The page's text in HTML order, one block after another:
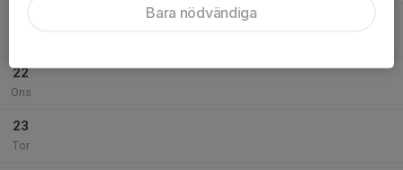
22
Ons
23
Tor
Bara nödvändiga